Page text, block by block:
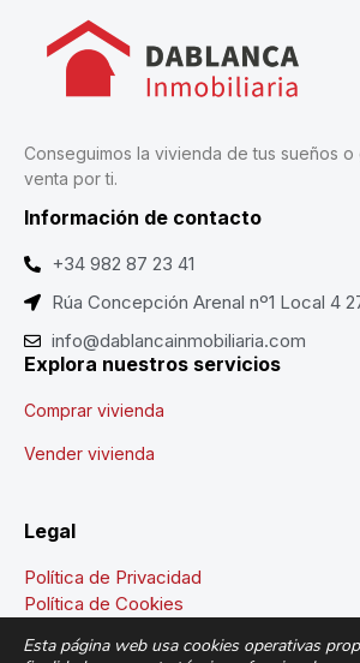
Conseguimos la vivienda de tus sueños o
venta por ti.
Información de contacto
+34 982 87 23 41
Rúa Concepción Arenal nº1 Local 4
info@dablancainmobiliaria.com
Explora nuestros servicios
Comprar vivienda
Vender vivienda
Legal
Política de Privacidad
Política de Cookies
Esta página web usa cookies operativas